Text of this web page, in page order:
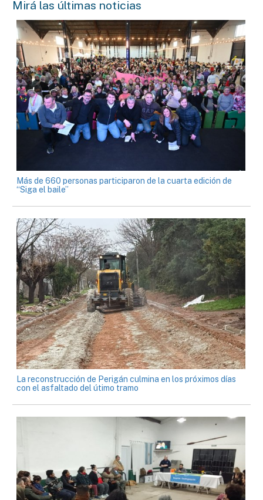
Mirá las últimas noticias
Más de 660 personas participaron de la cuarta edición de
“Siga el baile”
La reconstrucción de Perigán culmina en los próximos días
con el asfaltado del útimo tramo